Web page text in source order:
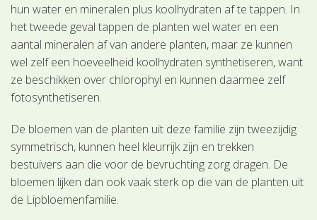
hun water en mineralen plus koolhydraten af te tappen. In
het tweede geval tappen de planten wel water en een
aantal mineralen af van andere planten, maar ze kunnen
wel zelf een hoeveelheid koolhydraten synthetiseren, want
ze beschikken over chlorophyl en kunnen daarmee zelf
fotosynthetiseren.
De bloemen van de planten uit deze familie zijn tweezijdig
symmetrisch, kunnen heel kleurrijk zijn en trekken
bestuivers aan die voor de bevruchting zorg dragen. De
bloemen lijken dan ook vaak sterk op die van de planten uit
de Lipbloemenfamilie.